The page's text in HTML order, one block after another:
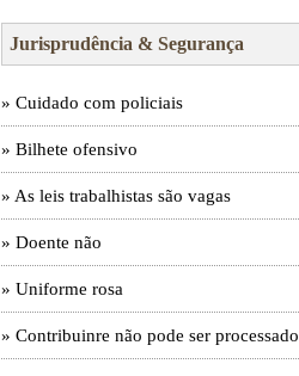
Jurisprudência & Segurança
» Cuidado com policiais
» Bilhete ofensivo
» As leis trabalhistas são vagas
» Doente não
» Uniforme rosa
» Contribuinre não pode ser processado